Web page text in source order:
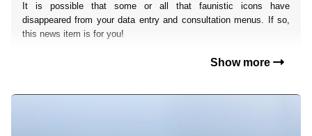
It is possible that some or all that faunistic icons have
disappeared from your data entry and consultation menus. If so,
this news item is for you!
Show more